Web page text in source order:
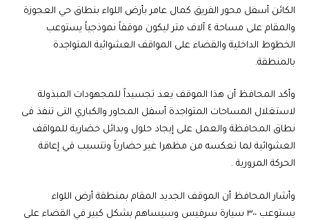
الكائن أسفل محور الفريق كمال عامر بأرض اللواء بنطاق حي العجوزة
والمقام على مساحة ٤ آلاف متر ليكون موقفاً نموذجياً يستوعب
الخطوط الداخلية والقضاء على المواقف العشوائية المتواجدة
بالمنطقة.
وأكد المحافظ أن هذا الموقف يعد تجسيداً للمجهودات المبذولة
لاستغلال المساحات المتواجدة أسفل المحاور والكباري التى تنفذ فى
نطاق المحافظة والعمل على إيجاد حلول وبدائل حضارية للمواقف
العشوائية لما تعكسه من مظهرا غير حضارياً وتتسبب قي إعاقة
الحركة المرورية .
وأشار المحافظ أن الموقف الجديد المقام بمنطقة أرض اللواء
يستوعب ٣٠٠ سيارة سرفيس وسيساهم بشكل كبير في القضاء على